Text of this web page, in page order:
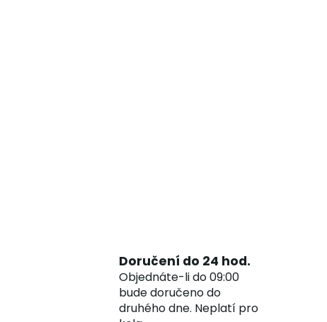
Doručení do 24 hod.
Objednáte-li do 09:00
bude doručeno do
druhého dne. Neplatí pro